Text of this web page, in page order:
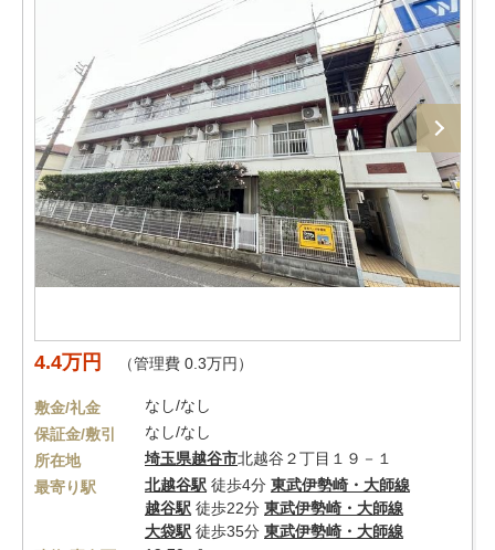
4.4万円 （管理費 0.3万円）
敷金/礼金
なし/なし
保証金/敷引
なし/なし
所在地
埼玉県越谷市北越谷２丁目１９－１
最寄り駅
北越谷駅 徒歩4分 東武伊勢崎・大師線
越谷駅 徒歩22分 東武伊勢崎・大師線
大袋駅 徒歩35分 東武伊勢崎・大師線